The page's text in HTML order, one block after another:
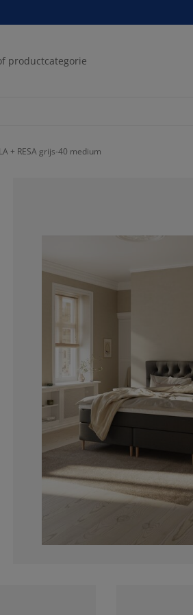
+ RESA grijs-40 medium